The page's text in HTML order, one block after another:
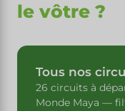
le vôtre ?
Tous nos
26 circuits à
Monde Maya —